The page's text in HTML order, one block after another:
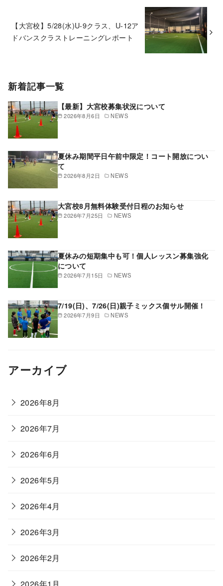
【大宮校】5/28(水)U-9クラス、U-12ア
ドバンスクラストレーニングレポート
新着記事一覧
2026年8月6日 NEWS
【最新】大宮校募集状況について
2026年8月2日 NEWS
夏休み期間平日午前中限定！コート開放につい
て
2026年7月25日 NEWS
大宮校8月無料体験受付日程のお知らせ
2026年7月15日 NEWS
夏休みの短期集中も可！個人レッスン募集強化
について
2026年7月9日 NEWS
7/19(日)、7/26(日)親子ミックス個サル開催！
アーカイブ
2026年8月
2026年7月
2026年6月
2026年5月
2026年4月
2026年3月
2026年2月
2026年1月